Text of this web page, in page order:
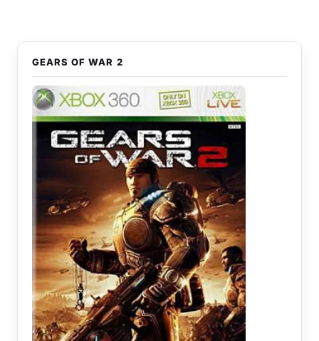
GEARS OF WAR 2